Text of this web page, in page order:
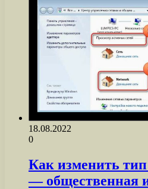
18.08.2022
0
Как изменить тип
— общественная